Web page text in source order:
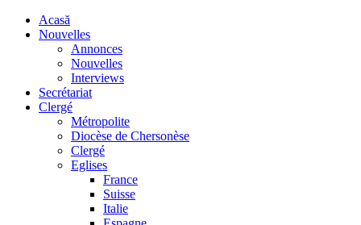
Acasă
Nouvelles
Annonces
Nouvelles
Interviews
Secrétariat
Clergé
Métropolite
Diocèse de Chersonèse
Clergé
Eglises
France
Suisse
Italie